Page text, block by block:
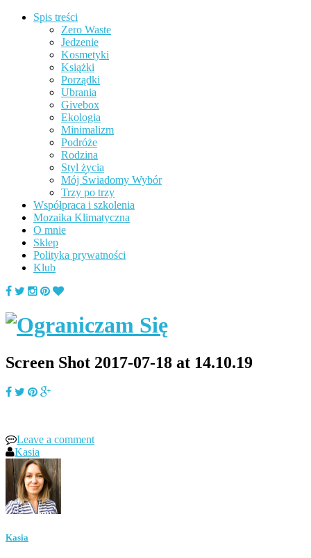
Spis treści
Zero Waste
Jedzenie
Kosmetyki
Książki
Porządki
Ubrania
Givebox
Ekologia
Minimalizm
Podróże
Rodzina
Styl życia
Mój Świadomy Wybór
Trzy po trzy
Współpraca i szkolenia
Mozaika Klimatyczna
O mnie
Sklep
Polityka prywatności
Klub
Screen Shot 2017-07-18 at 14.10.19
Leave a comment
Kasia
Kasia